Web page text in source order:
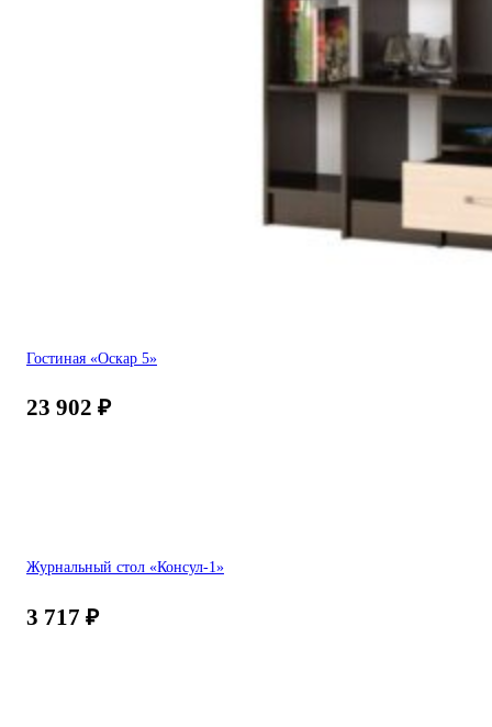
Гостиная «Оскар 5»
23 902 ₽
Журнальный стол «Консул-1»
3 717 ₽